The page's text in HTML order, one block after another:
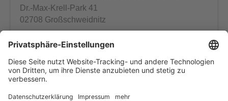
Dr.-Max-Krell-Park 41
02708 Großschweidnitz
Telefon: 0 35 85 / 4 53 50 55
grossschweidnitz.tm.kim.telematik
E-Mail schreiben